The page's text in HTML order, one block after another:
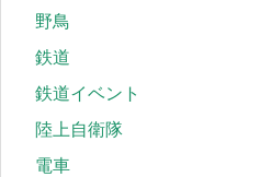
野鳥
鉄道
鉄道イベント
陸上自衛隊
電車